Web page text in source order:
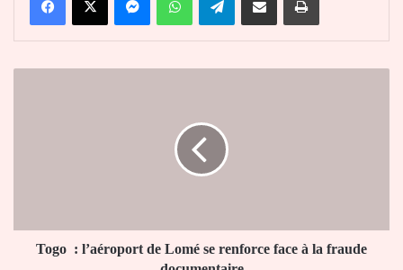
à
Togo : l’aéroport de Lomé se renforce face à la fraude